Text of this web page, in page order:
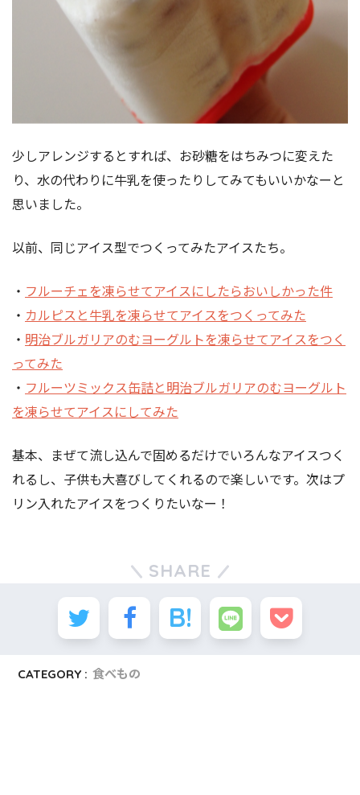
少しアレンジするとすれば、お砂糖をはちみつに変えた
り、水の代わりに牛乳を使ったりしてみてもいいかなーと
思いました。
以前、同じアイス型でつくってみたアイスたち。
・ フルーチェを凍らせてアイスにしたらおいしかった件
・ カルピスと牛乳を凍らせてアイスをつくってみた
・ 明治ブルガリアのむヨーグルトを凍らせてアイスをつく
ってみた
・ フルーツミックス缶詰と明治ブルガリアのむヨーグルト
を凍らせてアイスにしてみた
基本、まぜて流し込んで固めるだけでいろんなアイスつく
れるし、子供も大喜びしてくれるので楽しいです。次はプ
リン入れたアイスをつくりたいなー！
SHARE
CATEGORY : 食べもの